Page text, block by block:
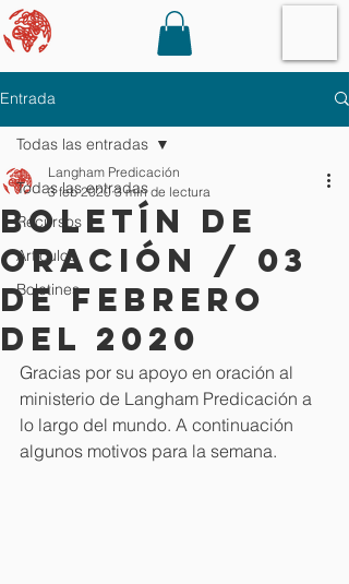
Entrada
Todas las entradas
Recursos
Artículos
Boletines
Todas las entradas
Boletín de
oración / 03
de Febrero
del 2020
Langham Predicación
3 feb 2020 3 min de lectura
Gracias por su apoyo en oración al
ministerio de Langham Predicación a
lo largo del mundo. A continuación
algunos motivos para la semana.